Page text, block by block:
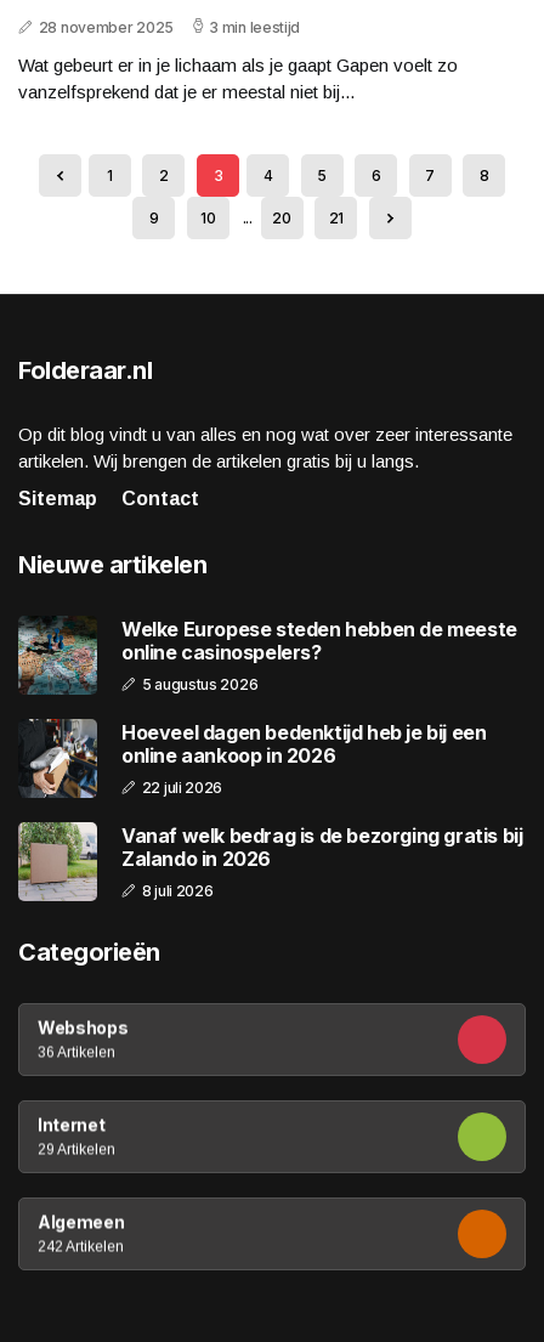
28 november 2025 3 min leestijd
Wat gebeurt er in je lichaam als je gaapt Gapen voelt zo
vanzelfsprekend dat je er meestal niet bij...
1 2 3 4 5 6 7 8
9 10 ... 20 21
Folderaar.nl
Op dit blog vindt u van alles en nog wat over zeer interessante
artikelen. Wij brengen de artikelen gratis bij u langs.
Sitemap
Contact
Nieuwe artikelen
Welke Europese steden hebben de meeste
online casinospelers?
5 augustus 2026
Hoeveel dagen bedenktijd heb je bij een
online aankoop in 2026
22 juli 2026
Vanaf welk bedrag is de bezorging gratis bij
Zalando in 2026
8 juli 2026
Categorieën
Webshops
36 Artikelen
Internet
29 Artikelen
Algemeen
242 Artikelen